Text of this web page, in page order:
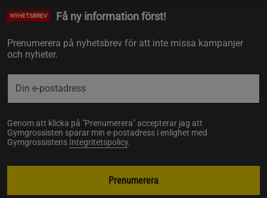
NYHETSBREV Få ny information först!
Prenumerera på nyhetsbrev för att inte missa kampanjer
och nyheter.
Genom att klicka på "Prenumerera" accepterar jag att
Gymgrossisten sparar min e-postadress i enlighet med
Gymgrossistens Integritetspolicy.
Prenumerera